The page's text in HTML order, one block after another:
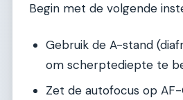
Begin met de volgende
Gebruik de A-stand
om scherptediepte te
Zet de autofocus op